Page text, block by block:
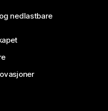
nedlastbare